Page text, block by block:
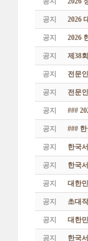
공지 2026
공지 2026
공지 제38
공지 전문
공지 전문
공지 ###
공지 ###
공지 한국
공지 한국
공지 대한
공지 초대
공지 대한
공지 한국